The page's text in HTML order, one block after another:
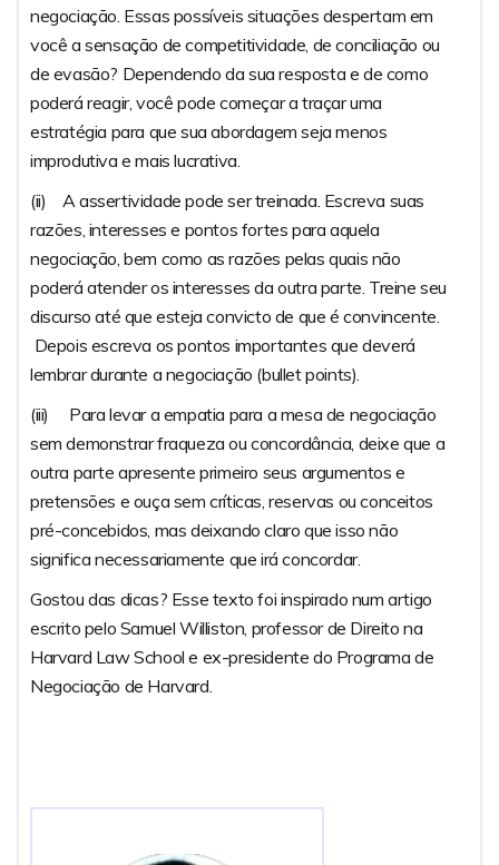
negociação. Essas possíveis situações despertam em
você a sensação de competitividade, de conciliação ou
de evasão? Dependendo da sua resposta e de como
poderá reagir, você pode começar a traçar uma
estratégia para que sua abordagem seja menos
improdutiva e mais lucrativa.
(ii) A assertividade pode ser treinada. Escreva suas
razões, interesses e pontos fortes para aquela
negociação, bem como as razões pelas quais não
poderá atender os interesses da outra parte. Treine seu
discurso até que esteja convicto de que é convincente.
Depois escreva os pontos importantes que deverá
lembrar durante a negociação (bullet points).
(iii) Para levar a empatia para a mesa de negociação
sem demonstrar fraqueza ou concordância, deixe que a
outra parte apresente primeiro seus argumentos e
pretensões e ouça sem críticas, reservas ou conceitos
pré-concebidos, mas deixando claro que isso não
significa necessariamente que irá concordar.
Gostou das dicas? Esse texto foi inspirado num artigo
escrito pelo Samuel Williston, professor de Direito na
Harvard Law School e ex-presidente do Programa de
Negociação de Harvard.